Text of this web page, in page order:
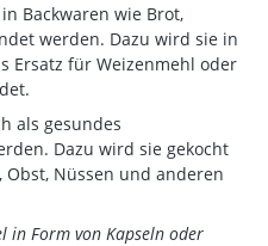
Backwaren wie Brot,
werden. Dazu wird sie in
Ersatz für Weizenmehl oder
als gesundes
Dazu wird sie gekocht
Nüssen und anderen
in Form von Kapseln oder